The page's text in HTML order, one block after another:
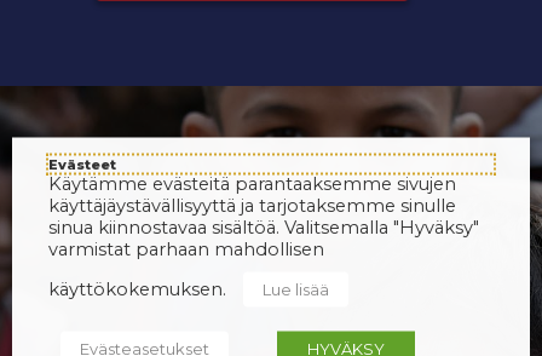
Evästeet
Käytämme evästeitä parantaaksemme sivujen
käyttäjäystävällisyyttä ja tarjotaksemme sinulle
sinua kiinnostavaa sisältöä. Valitsemalla "Hyväksy"
varmistat parhaan mahdollisen
käyttökokemuksen.
Lue lisää
Evästeasetukset HYVÄKSY